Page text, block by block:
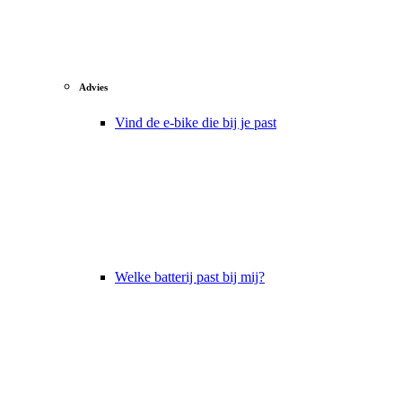
Advies
Vind de e-bike die bij je past
Welke batterij past bij mij?